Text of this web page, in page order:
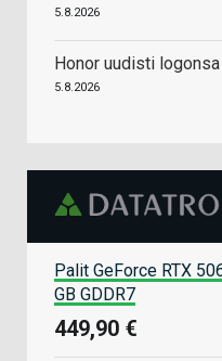
5.8.2026
Honor uudisti logonsa
5.8.2026
Palit GeForce RTX
GB GDDR7
449,90 €